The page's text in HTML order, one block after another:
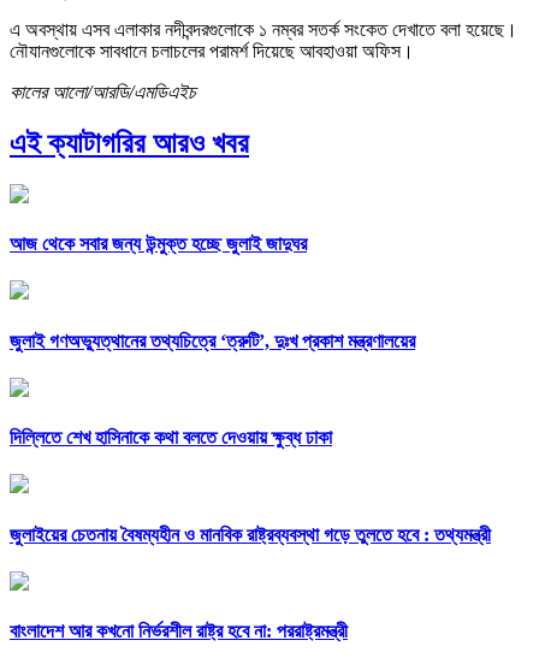
এ অবস্থায় এসব এলাকার নদীবন্দরগুলোকে ১ নম্বর সতর্ক সংকেত দেখাতে বলা হয়েছে।
নৌযানগুলোকে সাবধানে চলাচলের পরামর্শ দিয়েছে আবহাওয়া অফিস।
কালের আলো/আরডি/এমডিএইচ
এই ক্যাটাগরির আরও খবর
আজ থেকে সবার জন্য উন্মুক্ত হচ্ছে জুলাই জাদুঘর
জুলাই গণঅভ্যুত্থানের তথ্যচিত্রে ‘ত্রুটি’, দুঃখ প্রকাশ মন্ত্রণালয়ের
দিল্লিতে শেখ হাসিনাকে কথা বলতে দেওয়ায় ক্ষুব্ধ ঢাকা
জুলাইয়ের চেতনায় বৈষম্যহীন ও মানবিক রাষ্ট্রব্যবস্থা গড়ে তুলতে হবে : তথ্যমন্ত্রী
বাংলাদেশ আর কখনো নির্ভরশীল রাষ্ট্র হবে না: পররাষ্ট্রমন্ত্রী